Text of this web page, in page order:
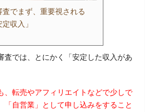
査でまず、重要視される
収入」
査では、とにかく「安定した収入があ
、転売やアフィリエイトなどで少しで
「自営業」として申し込みをすること